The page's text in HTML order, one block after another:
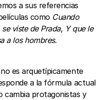
a sus referencias
como Cuando
viste de Prada, Y que le
a los hombres.
es arquetípicamente
a la fórmula actual
cambia protagonistas y